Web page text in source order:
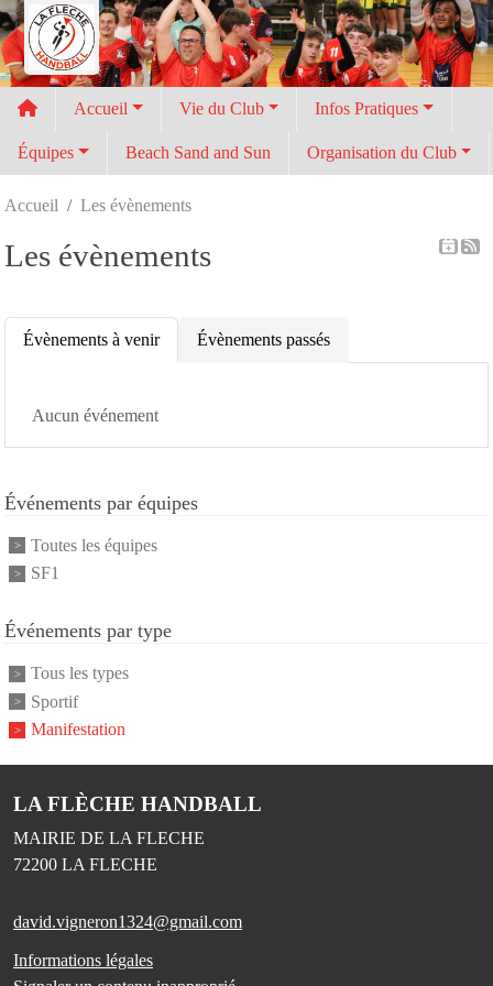
Accueil Vie du Club Infos Pratiques
Équipes Beach Sand and Sun Organisation du Club
Accueil Les évènements
Les évènements
Évènements à venir Évènements passés
Aucun événement
Événements par équipes
Toutes les équipes
SF1
Événements par type
Tous les types
Sportif
Manifestation
LA FLÈCHE HANDBALL
MAIRIE DE LA FLECHE
72200 LA FLECHE
david.vigneron1324@gmail.com
Informations légales
Panneau de gestion des cookies